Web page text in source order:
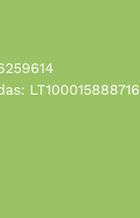
LT100015888716